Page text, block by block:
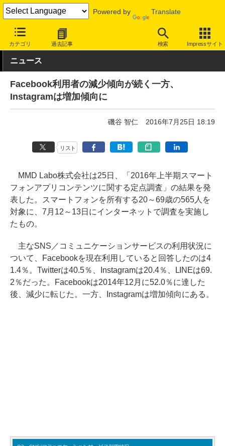
Powered by Translate
カテゴリ 過去記事 検索 Impressサイト
INTERNET Watch トピック 調査
ニュース
Facebook利用者の減少傾向が続く一方、
Instagramは増加傾向に
磯谷 智仁 2016年7月25日 18:19
リスト
MMD Labo株式会社は25日、「2016年上半期スマート
フォンアプリコンテンツに関する定点調査」の結果を発
表した。スマートフォンを所有する20～69歳の565人を
対象に、7月12～13日にインターネットで調査を実施し
たもの。
主なSNS／コミュニケーションサービスの利用状況に
ついて、Facebookを現在利用していると回答したのは4
1.4％。Twitterは40.5％、Instagramは20.4％、LINEは69.
2％だった。Facebookは2014年12月に52.0％に達した
後、減少に転じた。一方、Instagramは増加傾向にある。